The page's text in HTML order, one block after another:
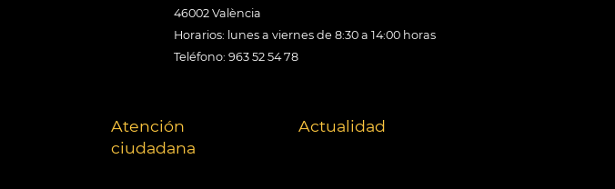
46002 València
Horarios: lunes a viernes de 8:30 a 14:00 horas
Teléfono: 963 52 54 78
Atención
ciudadana
Actualidad